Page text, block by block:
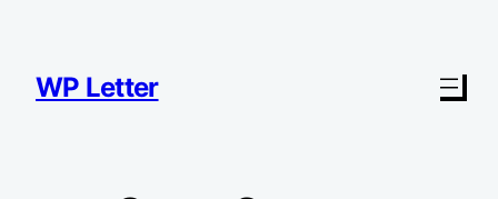
springen
WP Letter